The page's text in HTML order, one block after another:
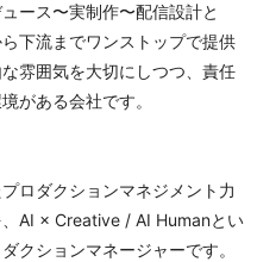
ース〜実制作〜配信設計と
下流までワンストップで提供
雰囲気を大切にしつつ、責任
がある会社です。
ロダクションマネジメント力
、AI × Creative / AI Humanとい
クションマネージャーです。